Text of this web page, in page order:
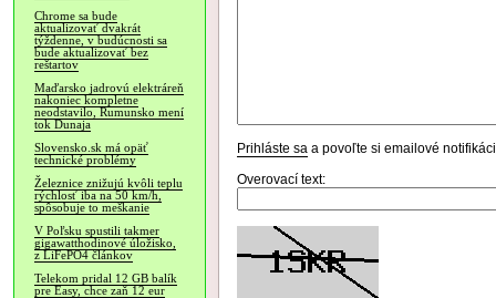
Chrome sa bude
aktualizovať dvakrát
týždenne, v budúcnosti sa
bude aktualizovať bez
reštartov
Maďarsko jadrovú elektráreň
nakoniec kompletne
neodstavilo, Rumunsko mení
tok Dunaja
Slovensko.sk má opäť
technické problémy
Železnice znižujú kvôli teplu
rýchlosť iba na 50 km/h,
spôsobuje to meškanie
V Poľsku spustili takmer
gigawatthodinové úložisko,
z LiFePO4 článkov
Telekom pridal 12 GB balík
pre Easy, chce zaň 12 eur
Prihláste sa a povoľte si emailové
Overovací text: